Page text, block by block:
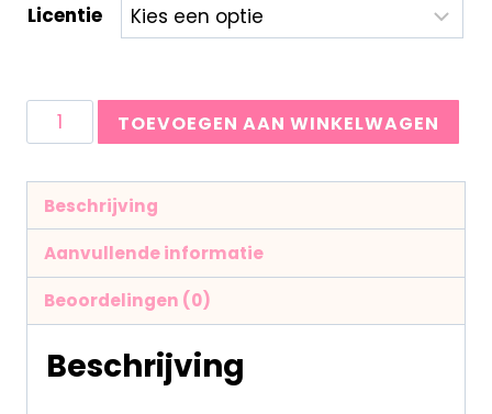
Licentie
TOEVOEGEN AAN WINKELWAGEN
Beschrijving
Aanvullende informatie
Beoordelingen (0)
Beschrijving